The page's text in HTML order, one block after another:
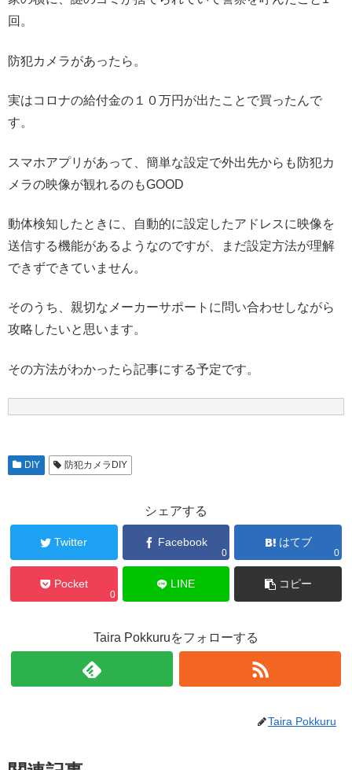
回。
防犯カメラがあったら。
実はコロナの給付金の１０万円が出たことで買ったんで
す。
スマホアプリがあって、簡単な設定で外出先からも防犯カ
メラの映像が観れるのもGOOD
動体検知したときに、自動的に設定したアドレスに映像を
送信する機能があるようなのですが、まだ設定方法が理解
できずできていません。
そのうち、親切なメーカーサポートに問い合わせしながら
攻略したいと思います。
その方法がわかったら記事にする予定です。
DIY 防犯カメラDIY
シェアする
Twitter Facebook
0
はてブ
0
Pocket
0
LINE コピー
Taira Pokkuruをフォローする
Taira Pokkuru